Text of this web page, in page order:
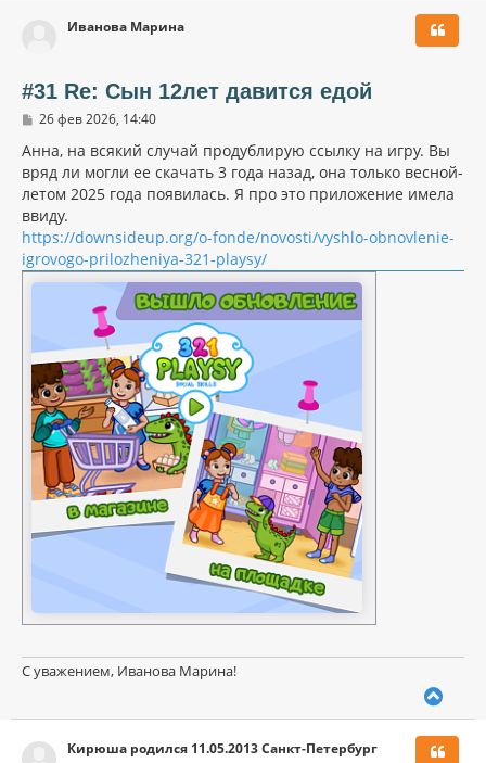
Иванова Марина
#31 Re: Сын 12лет давится едой
С
о
щ
е
н
и
е
26 фев 2026, 14:40
Анна, на всякий случай продублирую ссылку на игру. Вы
вряд ли могли ее скачать 3 года назад, она только весной-
летом 2025 года появилась. Я про это приложение имела
ввиду.
https://downsideup.org/o-fonde/novosti/vyshlo-obnovlenie-
igrovogo-prilozheniya-321-playsy/
С уважением, Иванова Марина!
Кирюша родился 11.05.2013 Санкт-Петербург